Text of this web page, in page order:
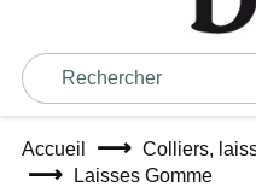
Accueil Colliers,
Laisses Gomme